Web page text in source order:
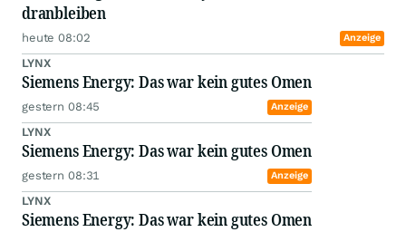
dranbleiben
heute 08:02 Anzeige
LYNX
Siemens Energy: Das war kein gutes Omen
gestern 08:45 Anzeige
LYNX
Siemens Energy: Das war kein gutes Omen
gestern 08:31 Anzeige
LYNX
Siemens Energy: Das war kein gutes Omen